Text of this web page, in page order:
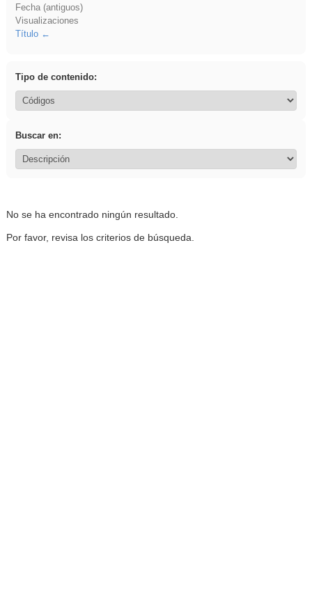
Fecha (antiguos)
Visualizaciones
Título
Tipo de contenido:
Buscar en:
No se ha encontrado ningún resultado.
Por favor, revisa los criterios de búsqueda.